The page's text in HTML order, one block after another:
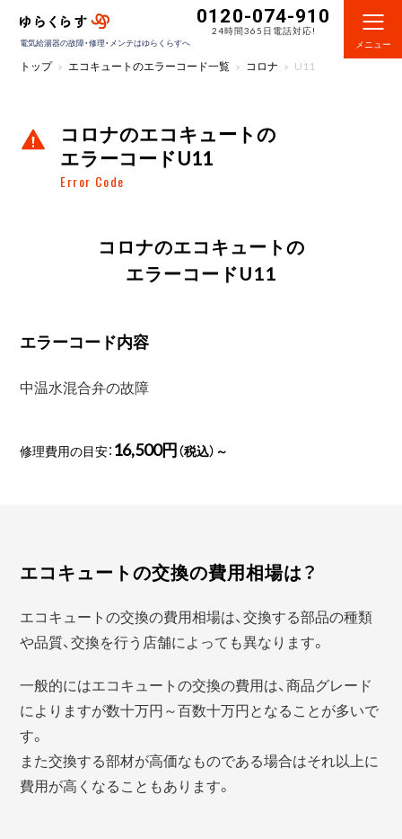
電気給湯器の故障・修理・メンテはゆらくらすへ
0120-074-910
24時間365日電話対応!
メニュー
トップ エコキュートのエラーコード一覧 コロナ U11
コロナのエコキュートの
エラーコードU11
Error Code
コロナのエコキュートの
エラーコードU11
エラーコード内容
中温水混合弁の故障
修理費用の目安： 16,500円（税込）～
エコキュートの交換の費用相場は？
エコキュートの交換の費用相場は、交換する部品の種類
や品質、交換を行う店舗によっても異なります。
一般的にはエコキュートの交換の費用は、商品グレード
によりますが数十万円～百数十万円となることが多いで
す。
また交換する部材が高価なものである場合はそれ以上に
費用が高くなることもあります。